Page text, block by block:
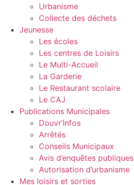
Urbanisme
Collecte des déchets
Jeunesse
Les écoles
Les centres de Loisirs
Le Multi-Accueil
La Garderie
Le Restaurant scolaire
Le CAJ
Publications Municipales
Douvr’Infos
Arrêtés
Conseils Municipaux
Avis d’enquêtes publiques
Autorisation d’urbanisme
Mes loisirs et sorties